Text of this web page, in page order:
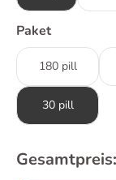
Paket
180 pill
30 pill
Gesamtpreis: